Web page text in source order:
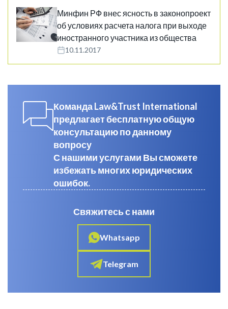
Минфин РФ внес ясность в законопроект
об условиях расчета налога при выходе
иностранного участника из общества
10.11.2017
Команда Law&Trust International
предлагает бесплатную общую
консультацию по данному
вопросу
С нашими услугами Вы сможете
избежать многих юридических
ошибок.
Свяжитесь с нами
Whatsapp
Telegram